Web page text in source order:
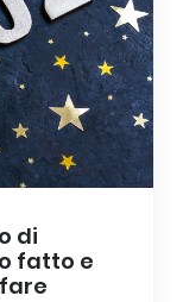
di
fatto e